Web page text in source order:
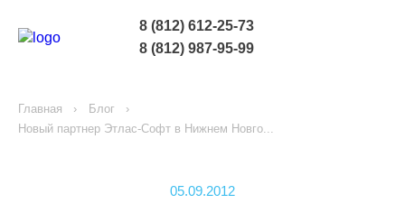
8 (812) 612-25-73
8 (812) 987-95-99
Главная
Блог
Новый партнер Этлас-Софт в Нижнем Новго...
05.09.2012